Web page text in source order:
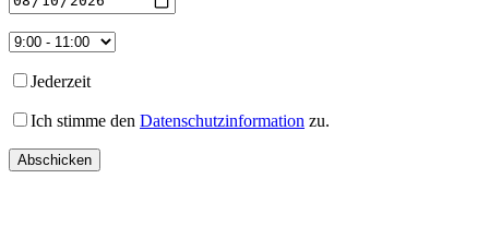
Jederzeit
Ich stimme den Datenschutzinformation zu.